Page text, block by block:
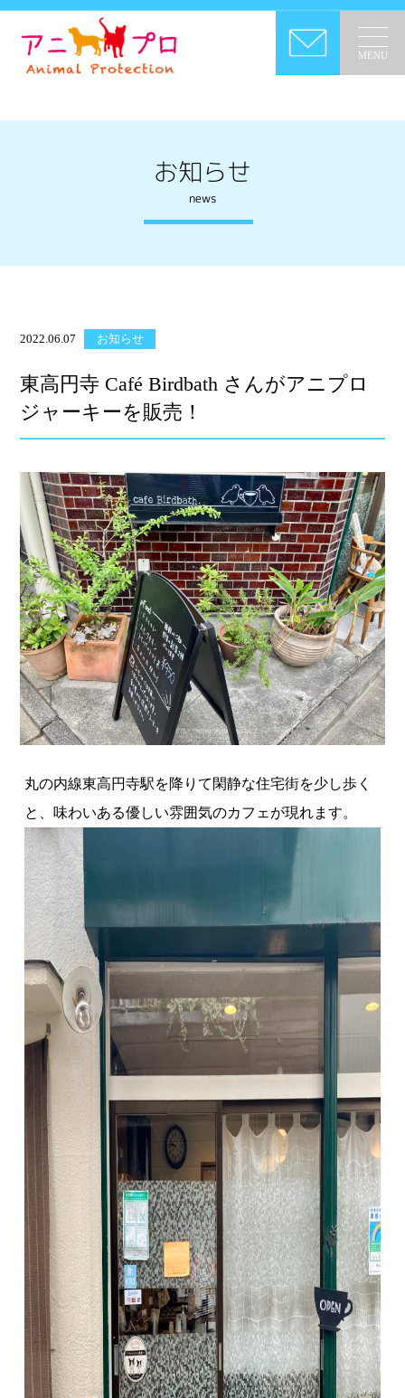
MENU
お知らせ
news
2022.06.07 お知らせ
東高円寺 Café Birdbath さんがアニプロ
ジャーキーを販売！
丸の内線東高円寺駅を降りて閑静な住宅街を少し歩く
と、味わいある優しい雰囲気のカフェが現れます。